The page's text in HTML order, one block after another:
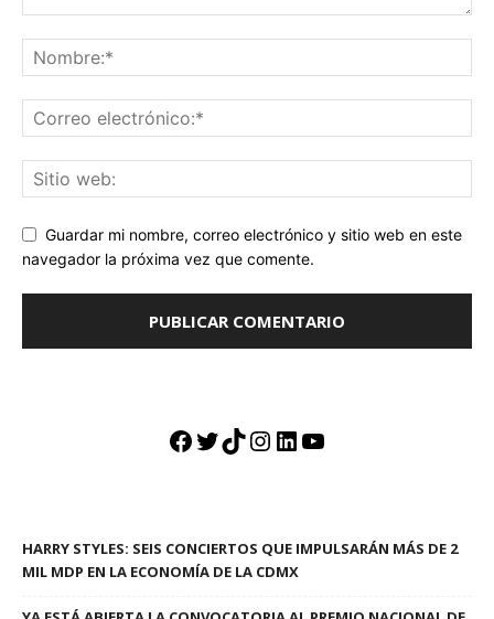
Guardar mi nombre, correo electrónico y sitio web en este
navegador la próxima vez que comente.
Facebook
Twitter
TikTok
Instagram
LinkedIn
YouTube
HARRY STYLES: SEIS CONCIERTOS QUE IMPULSARÁN MÁS DE 2
MIL MDP EN LA ECONOMÍA DE LA CDMX